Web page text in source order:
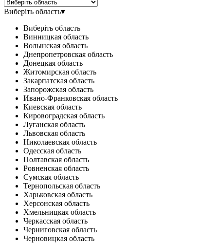
Виберіть область▾
Виберіть область
Винницкая область
Волынская область
Днепропетровская область
Донецкая область
Житомирская область
Закарпатская область
Запорожская область
Ивано-Франковская область
Киевская область
Кировоградская область
Луганская область
Львовская область
Николаевская область
Одесская область
Полтавская область
Ровненская область
Сумская область
Тернопольская область
Харьковская область
Херсонская область
Хмельницкая область
Черкасская область
Черниговская область
Черновицкая область